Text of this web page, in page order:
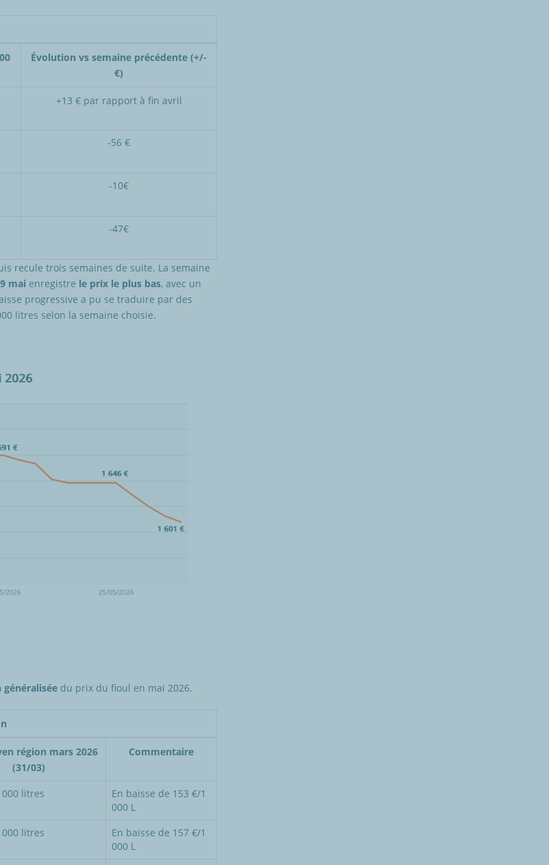
Évolution vs semaine précédente (+/-
€)
+13 € par rapport à fin avril
-56 €
-10€
-47€
recule trois semaines de suite. La semaine
mai enregistre le prix le plus bas, avec un
progressive a pu se traduire par des
litres selon la semaine choisie.
du prix du fioul en mai 2026.
région mars 2026
(31/03)
Commentaire
000 litres
En baisse de 153 €/1
000 L
000 litres
En baisse de 157 €/1
000 L